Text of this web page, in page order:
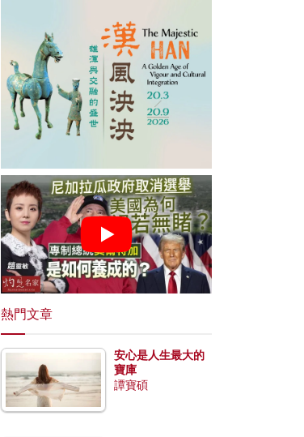
熱門文章
安心是人生最大的
寶庫
譚寶碩